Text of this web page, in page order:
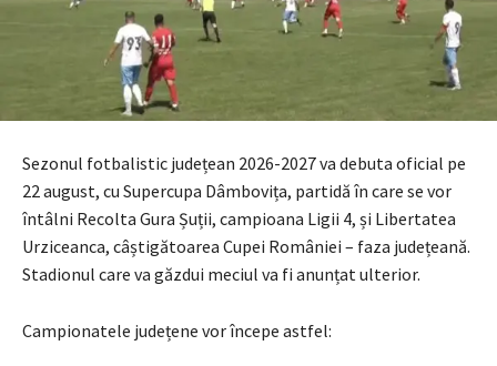
Sezonul fotbalistic județean 2026-2027 va debuta oficial pe
22 august, cu Supercupa Dâmbovița, partidă în care se vor
întâlni Recolta Gura Șuții, campioana Ligii 4, și Libertatea
Urziceanca, câștigătoarea Cupei României – faza județeană.
Stadionul care va găzdui meciul va fi anunțat ulterior.
Campionatele județene vor începe astfel: